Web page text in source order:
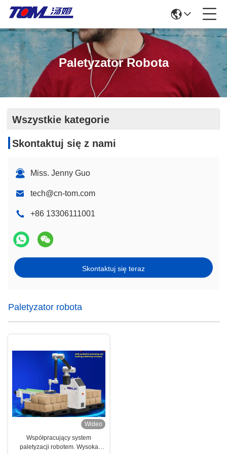
Paletyzator Robota
Wszystkie kategorie
Skontaktuj się z nami
Miss. Jenny Guo
tech@cn-tom.com
+86 13306111001
Skontaktuj się teraz
Paletyzator robota
Wideo
Współpracujący system
paletyzacji robotem. Wysoka